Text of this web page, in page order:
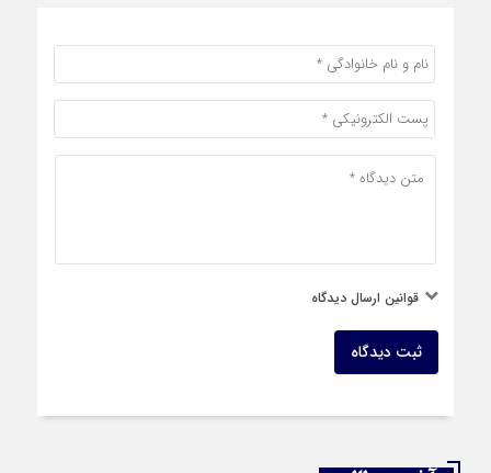
قوانین ارسال دیدگاه
ثبت دیدگاه